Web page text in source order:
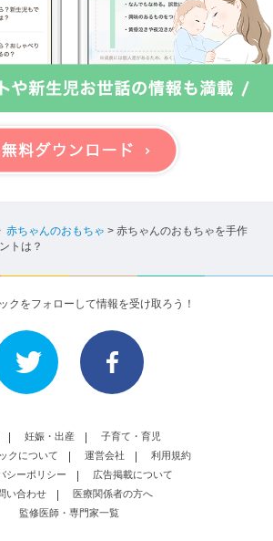
赤ちゃんのおもちゃ > 赤ちゃんのおもちゃを手作
トは？
クをフォローして情報を受け取ろう！
妊娠・出産
子育て・育児
クについて
運営会社
利用規約
シーポリシー
広告掲載について
い合わせ
医療関係者の方へ
監修医師・専門家一覧